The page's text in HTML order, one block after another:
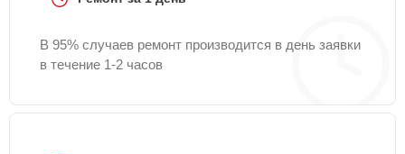
В 95% случаев ремонт производится в день заявки
в течение 1-2 часов